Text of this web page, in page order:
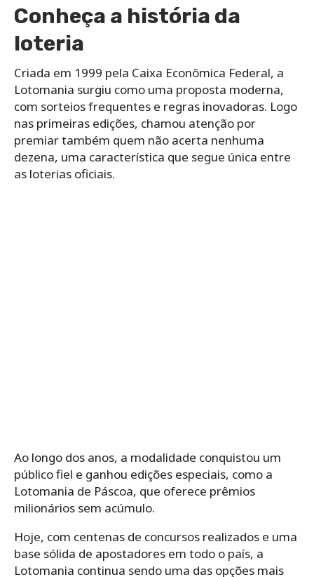
Conheça a história da
loteria
Criada em 1999 pela Caixa Econômica Federal, a
Lotomania surgiu como uma proposta moderna,
com sorteios frequentes e regras inovadoras. Logo
nas primeiras edições, chamou atenção por
premiar também quem não acerta nenhuma
dezena, uma característica que segue única entre
as loterias oficiais.
Ao longo dos anos, a modalidade conquistou um
público fiel e ganhou edições especiais, como a
Lotomania de Páscoa, que oferece prêmios
milionários sem acúmulo.
Hoje, com centenas de concursos realizados e uma
base sólida de apostadores em todo o país, a
Lotomania continua sendo uma das opções mais